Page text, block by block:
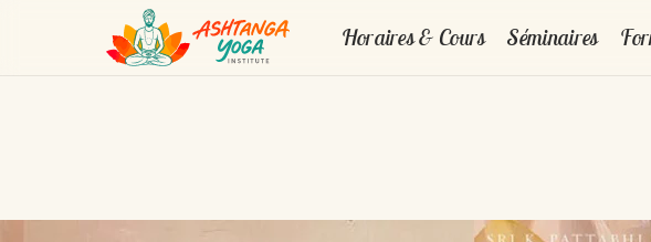
Horaires & Cours Séminaires